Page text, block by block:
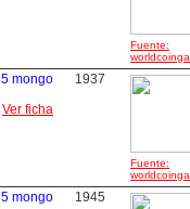
Fuente:
5 mongo
Ver ficha
1937
Fuente:
5 mongo
1945